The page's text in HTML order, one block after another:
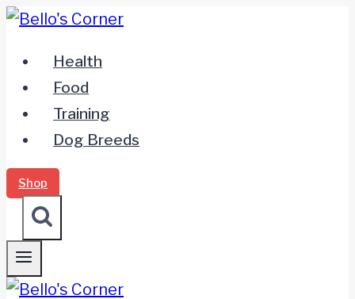
Zum
springenHealth
Food
Training
Dog Breeds
Shop